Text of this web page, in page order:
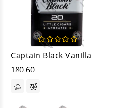
Captain Black Vanilla
180.60